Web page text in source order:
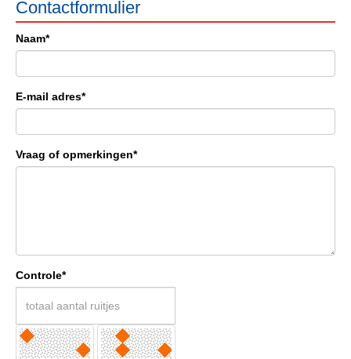
Contactformulier
Naam*
E-mail adres*
Vraag of opmerkingen*
Controle*